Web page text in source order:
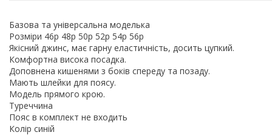
Базова та універсальна моделька
Розміри 46р 48р 50р 52р 54р 56р
Якісний джинс, має гарну еластичність, досить цупкий.
Комфортна висока посадка.
Доповнена кишенями з боків спереду та позаду.
Мають шлейки для поясу.
Модель прямого крою.
Туреччина
Пояс в комплект не входить
Колір синій